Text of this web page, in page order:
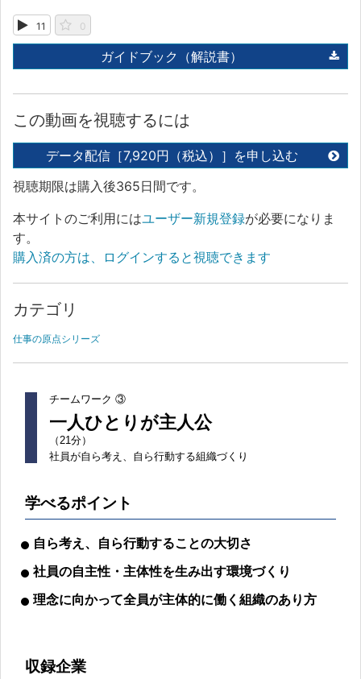
11 0
ガイドブック（解説書）
この動画を視聴するには
データ配信［7,920円（税込）］を申し込む
視聴期限は購入後365日間です。
本サイトのご利用にはユーザー新規登録が必要になりま
す。
購入済の方は、ログインすると視聴できます
カテゴリ
仕事の原点シリーズ
チームワーク ③
一人ひとりが主人公
（21分）
社員が自ら考え、自ら行動する組織づくり
学べるポイント
自ら考え、自ら行動することの大切さ
社員の自主性・主体性を生み出す環境づくり
理念に向かって全員が主体的に働く組織のあり方
収録企業